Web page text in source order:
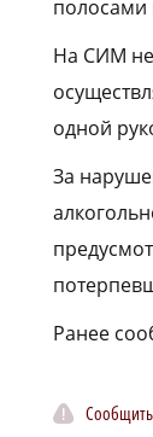
полосами
На СИМ
одной
За
Ранее